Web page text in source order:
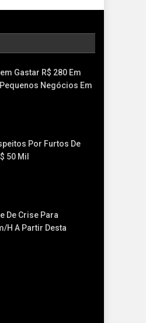
Gastar R$ 280 Em
Negócios Em
Por Furtos De
50 Mil
De Crise Para
h A Partir Desta